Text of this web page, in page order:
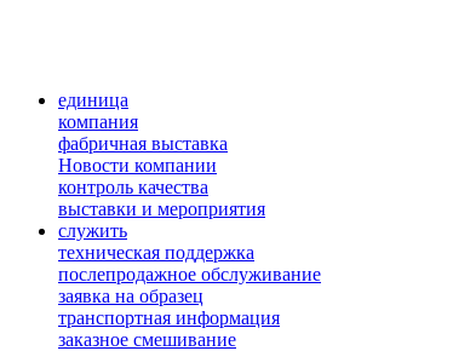
единица
компания
фабричная выставка
Новости компании
контроль качества
выставки и мероприятия
служить
техническая поддержка
послепродажное обслуживание
заявка на образец
транспортная информация
заказное смешивание